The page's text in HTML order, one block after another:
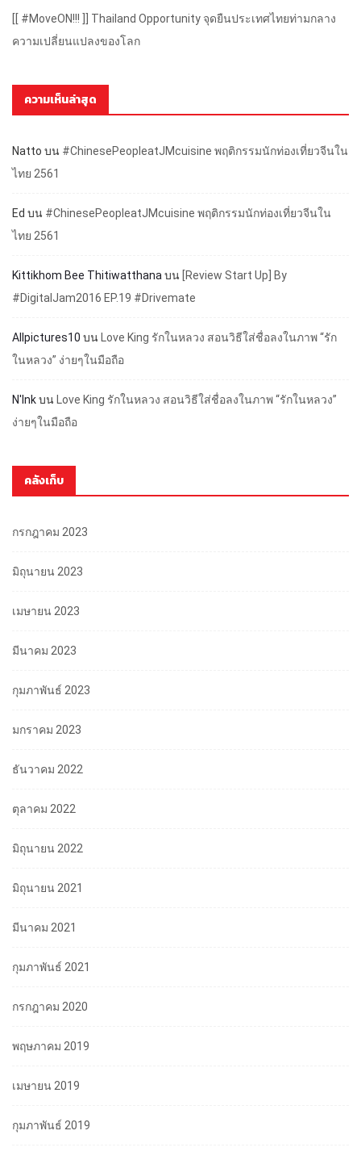
[[ #MoveON!!! ]] Thailand Opportunity จุดยืนประเทศไทยท่ามกลาง
ความเปลี่ยนแปลงของโลก
ความเห็นล่าสุด
Natto บน #ChinesePeopleatJMcuisine พฤติกรรมนักท่องเที่ยวจีนใน
ไทย 2561
Ed บน #ChinesePeopleatJMcuisine พฤติกรรมนักท่องเที่ยวจีนใน
ไทย 2561
Kittikhom Bee Thitiwatthana บน [Review Start Up] By
#DigitalJam2016 EP.19 #Drivemate
Allpictures10 บน
Love King รักในหลวง สอนวิธีใส่ชื่อลงในภาพ “รัก
ในหลวง” ง่ายๆในมือถือ
N'Inkบน
Love King รักในหลวง สอนวิธีใส่ชื่อลงในภาพ “รักในหลวง”
ง่ายๆในมือถือ
คลังเก็บ
กรกฎาคม 2023
มิถุนายน 2023
เมษายน 2023
มีนาคม 2023
กุมภาพันธ์ 2023
มกราคม 2023
ธันวาคม 2022
ตุลาคม 2022
มิถุนายน 2022
มิถุนายน 2021
มีนาคม 2021
กุมภาพันธ์ 2021
กรกฎาคม 2020
พฤษภาคม 2019
เมษายน 2019
กุมภาพันธ์ 2019